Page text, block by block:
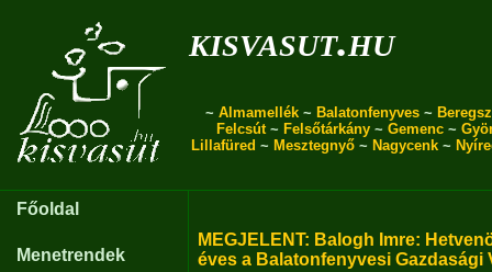
kisvasut.hu
~ Almamellék ~ Balatonfenyves ~
Felcsút~ Felsőtárkány ~ Gemenc ~
Lillafüred ~ Mesztegnyő ~ Nagycenk ~
Főoldal
Menetrendek
MEGJELENT: Balogh Imre:
éves a Balatonfenyvesi Gazdasági